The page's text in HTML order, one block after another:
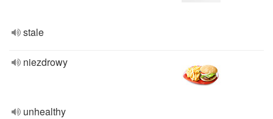
stale
niezdrowy
unhealthy